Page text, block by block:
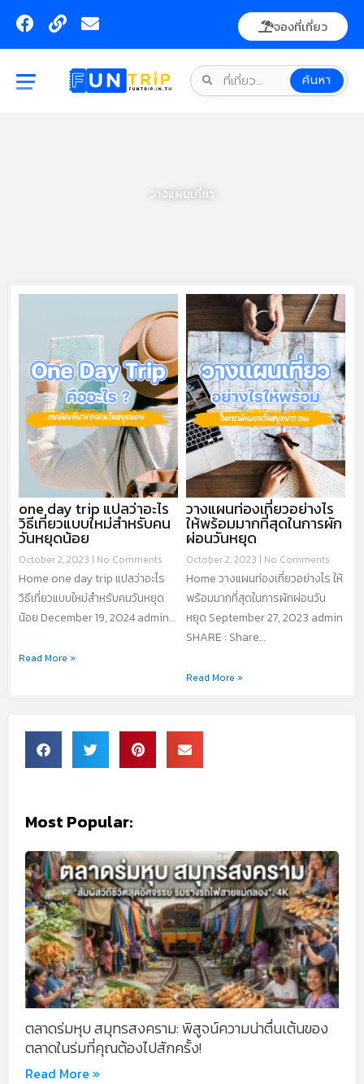
content
F
a
c
e
b
L
i
n
E
v
e
l
จองที่เที่ยว
ค้นหา
วางแผนเที่ยว
one day trip แปลว่าอะไร
วิธีเที่ยวแบบใหม่สำหรับคน
วันหยุดน้อย
October 2, 2023 No Comments
Home one day trip แปลว่าอะไร
วิธีเที่ยวแบบใหม่สำหรับคนวันหยุด
น้อย December 19, 2024 admin…
Read More »
วางแผนท่องเที่ยวอย่างไร
ให้พร้อมมากที่สุดในการผัก
ผ่อนวันหยุด
October 2, 2023 No Comments
Home วางแผนท่องเที่ยวอย่างไร ให้
พร้อมมากที่สุดในการผักผ่อนวัน
หยุด September 27, 2023 admin
SHARE : Share…
Read More »
Most Popular:
ตลาดร่มหุบ สมุทรสงคราม: พิสูจน์ความน่าตื่นเต้นของ
ตลาดในร่มที่คุณต้องไปสักครั้ง!
Read More »